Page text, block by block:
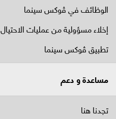
الوظائف في ﭬوكس سينما
إخلاء مسؤولية من عمليات الاحتيال
تطبيق ڤوكس سينما
مساعدة و دعم
تجدنا هنا